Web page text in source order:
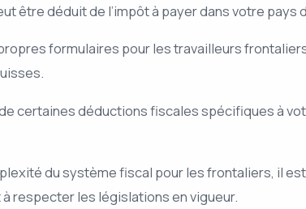
être déduit de l’impôt à payer dans votre pays
formulaires pour les travailleurs
certaines déductions fiscales spécifiques à
du système fiscal pour les frontaliers, il
respecter les législations en vigueur.